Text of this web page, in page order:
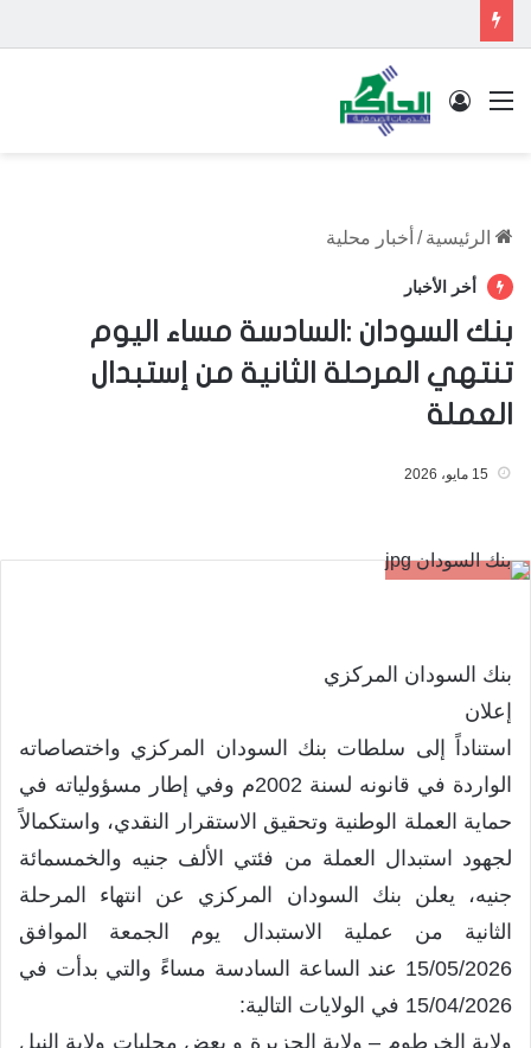
القائمة تسجيل الدخول
الرئيسية / أخبار محلية
أخر الأخبار
بنك السودان :السادسة مساء اليوم
تنتهي المرحلة الثانية من إستبدال
العملة
15 مايو، 2026
بنك السودان المركزي
إعلان
استناداً إلى سلطات بنك السودان المركزي واختصاصاته
الواردة في قانونه لسنة 2002م وفي إطار مسؤولياته في
حماية العملة الوطنية وتحقيق الاستقرار النقدي، واستكمالاً
لجهود استبدال العملة من فئتي الألف جنيه والخمسمائة
جنيه، يعلن بنك السودان المركزي عن انتهاء المرحلة
الثانية من عملية الاستبدال يوم الجمعة الموافق
15/05/2026 عند الساعة السادسة مساءً والتي بدأت في
15/04/2026 في الولايات التالية:
ولاية الخرطوم – ولاية الجزيرة و بعض محليات ولاية النيل